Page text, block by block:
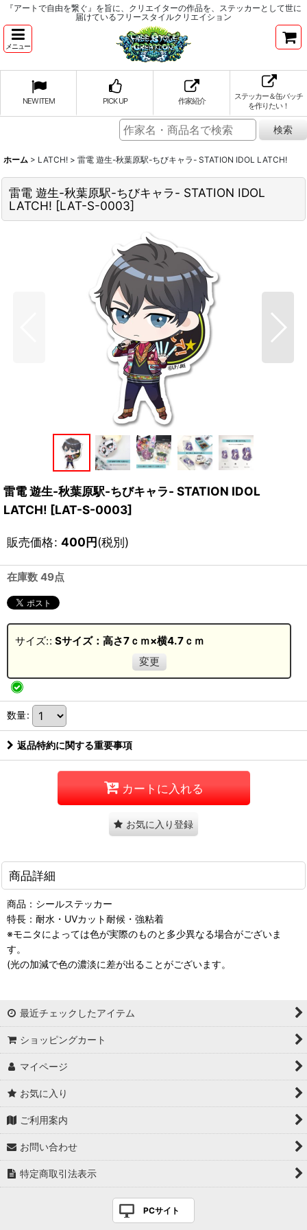
『アートで自由を繋ぐ』を旨に、クリエイターの作品を、ステッカーとして世に
届けているフリースタイルクリエイション
メニュー
NEW ITEM PICK UP 作家紹介
ステッカー＆缶バッチ
を作りたい！
ホーム > LATCH! > 雷電 遊生-秋葉原駅-ちびキャラ- STATION IDOL LATCH!
雷電 遊生-秋葉原駅-ちびキャラ- STATION IDOL
LATCH! [LAT-S-0003]
雷電 遊生-秋葉原駅-ちびキャラ- STATION IDOL
LATCH! [LAT-S-0003]
販売価格: 400円(税別)
在庫数 49点
サイズ:: Sサイズ：高さ7ｃｍ×横4.7ｃｍ
変更
数量:
返品特約に関する重要事項
カートに入れる
お気に入り登録
商品詳細
商品：シールステッカー
特長：耐水・UVカット耐候・強粘着
※モニタによっては色が実際のものと多少異なる場合がございま
す。
(光の加減で色の濃淡に差が出ることがございます。
最近チェックしたアイテム
ショッピングカート
マイページ
お気に入り
ご利用案内
お問い合わせ
特定商取引法表示
PCサイト